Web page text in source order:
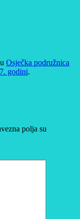
u Osječka podružnica
godini.
polja su